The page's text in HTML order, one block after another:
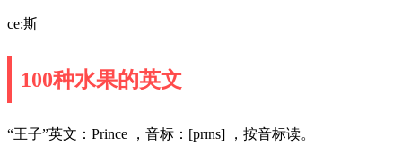
ce:斯
100种水果的英文
“王子”英文：Prince ，音标：[prɪns] ，按音标读。